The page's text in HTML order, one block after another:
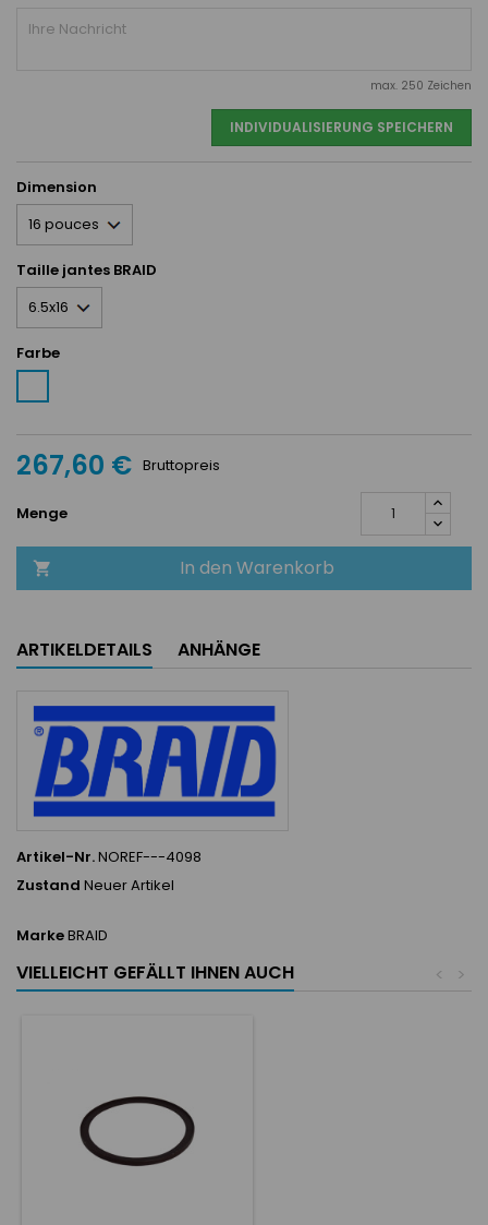
max. 250 Zeichen
INDIVIDUALISIERUNG SPEICHERN
Dimension
Taille jantes BRAID
Farbe
267,60 € Bruttopreis
Menge
 In den Warenkorb
ARTIKELDETAILS ANHÄNGE
Artikel-Nr.NOREF---4098
Zustand Neuer Artikel
MarkeBRAID
VIELLEICHT GEFÄLLT IHNEN AUCH >
<